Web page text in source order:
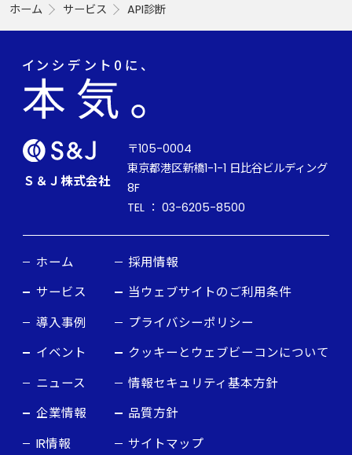
ホーム サービス API診断
Ｓ＆Ｊ株式会社
〒105-0004
東京都港区新橋1-1-1 日比谷ビルディング
8F
TEL ： 03-6205-8500
ホーム
サービス
導入事例
イベント
ニュース
企業情報
IR情報
採用情報
当ウェブサイトのご利用条件
プライバシーポリシー
クッキーとウェブビーコンについて
情報セキュリティ基本方針
品質方針
サイトマップ